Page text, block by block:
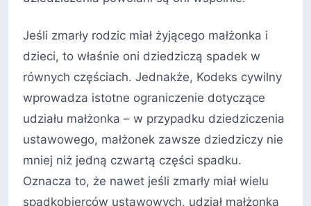
Jeśli zmarły rodzic miał żyjącego małżonka i
dzieci, to właśnie oni dziedziczą spadek w
równych częściach. Jednakże, Kodeks cywilny
wprowadza istotne ograniczenie dotyczące
udziału małżonka – w przypadku dziedziczenia
ustawowego, małżonek zawsze dziedziczy nie
mniej niż jedną czwartą części spadku.
Oznacza to, że nawet jeśli zmarły miał wielu
spadkobierców ustawowych, udział małżonka